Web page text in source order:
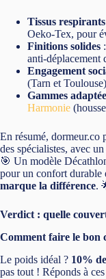
Tissus respirants
Oeko-Tex, pour
Finitions solides
anti-déplacement
Engagement
(Tarn et
Gammes
Harmonie
En résumé, dormeur.co
des spécialistes, avec
🎯 Un modèle
pour un confort durable
marque la différence.
Verdict : quelle
Comment faire le bon
Le poids idéal ? 10%
pas tout ! Réponds à